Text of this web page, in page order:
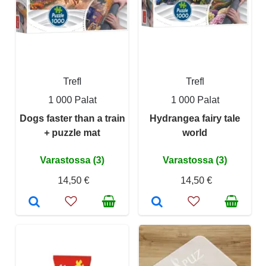
Trefl
1 000 Palat
Dogs faster than a train
+ puzzle mat
Varastossa (3)
14,50 €
Trefl
1 000 Palat
Hydrangea fairy tale
world
Varastossa (3)
14,50 €